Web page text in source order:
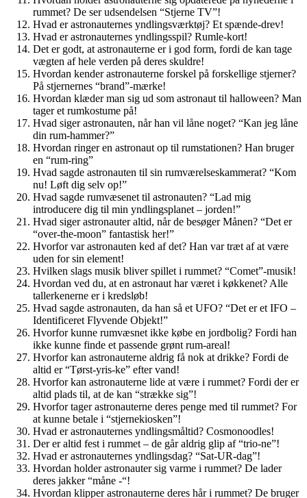
rummet? De ser udsendelsen “Stjerne TV”!
Hvad er astronauternes yndlingsværktøj? Et spænde-drev!
Hvad er astronauternes yndlingsspil? Rumle-kort!
Det er godt, at astronauterne er i god form, fordi de kan tage
vægten af hele verden på deres skuldre!
Hvordan kender astronauterne forskel på forskellige stjerner?
På stjernernes “brand”-mærke!
Hvordan klæder man sig ud som astronaut til halloween? Man
tager et rumkostume på!
Hvad siger astronauten, når han vil låne noget? “Kan jeg låne
din rum-hammer?”
Hvordan ringer en astronaut op til rumstationen? Han bruger
en “rum-ring”
Hvad sagde astronauten til sin rumværelseskammerat? “Kom
nu! Løft dig selv op!”
Hvad sagde rumvæsenet til astronauten? “Lad mig
introducere dig til min yndlingsplanet – jorden!”
Hvad siger astronauter altid, når de besøger Månen? “Det er
“over-the-moon” fantastisk her!”
Hvorfor var astronauten ked af det? Han var træt af at være
uden for sin element!
Hvilken slags musik bliver spillet i rummet? “Comet”-musik!
Hvordan ved du, at en astronaut har været i køkkenet? Alle
tallerkenerne er i kredsløb!
Hvad sagde astronauten, da han så et UFO? “Det er et IFO –
Identificeret Flyvende Objekt!”
Hvorfor kunne rumvæsnet ikke købe en jordbolig? Fordi han
ikke kunne finde et passende grønt rum-areal!
Hvorfor kan astronauterne aldrig få nok at drikke? Fordi de
altid er “Tørst-yris-ke” efter vand!
Hvorfor kan astronauterne lide at være i rummet? Fordi der er
altid plads til, at de kan “strække sig”!
Hvorfor tager astronauterne deres penge med til rummet? For
at kunne betale i “stjernekiosken”!
Hvad er astronauternes yndlingsmåltid? Cosmonoodles!
Der er altid fest i rummet – de går aldrig glip af “trio-ne”!
Hvad er astronauternes yndlingsdag? “Sat-UR-dag”!
Hvordan holder astronauter sig varme i rummet? De lader
deres jakker “måne -“!
Hvordan klipper astronauterne deres hår i rummet? De bruger